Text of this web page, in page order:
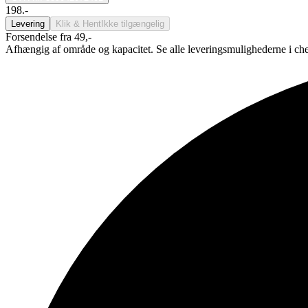
198.-
Levering Klik & Hent Ikke tilgængelig
Forsendelse fra 49,-
Afhængig af område og kapacitet. Se alle leveringsmulighederne i